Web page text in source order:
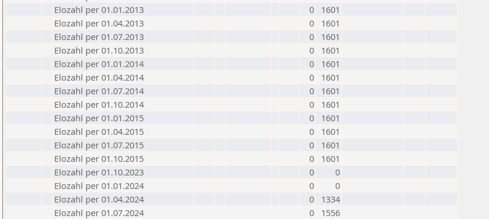
Elozahl per 01.01.2013
0
1601
Elozahl per 01.04.2013
0
1601
Elozahl per 01.07.2013
0
1601
Elozahl per 01.10.2013
0
1601
Elozahl per 01.01.2014
0
1601
Elozahl per 01.04.2014
0
1601
Elozahl per 01.07.2014
0
1601
Elozahl per 01.10.2014
0
1601
Elozahl per 01.01.2015
0
1601
Elozahl per 01.04.2015
0
1601
Elozahl per 01.07.2015
0
1601
Elozahl per 01.10.2015
0
1601
Elozahl per 01.10.2023
0
0
Elozahl per 01.01.2024
0
0
Elozahl per 01.04.2024
0
1334
Elozahl per 01.07.2024
0
1556